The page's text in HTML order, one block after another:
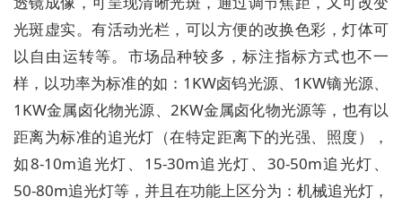
光斑虚实。有活动光栏，可以方便的改换色彩，灯体可
以自由运转等。市场品种较多，标注指标方式也不一
样，以功率为标准的如：1KW卤钨光源、1KW镝光源、
1KW金属卤化物光源、2KW金属卤化物光源等，也有以
距离为标准的追光灯（在特定距离下的光强、照度），
如8-10m追光灯、15-30m追光灯、30-50m追光灯、
50-80m追光灯等，并且在功能上区分为：机械追光灯，